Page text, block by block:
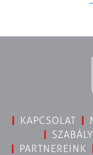
KAPCSOLAT
PARTNEREINK